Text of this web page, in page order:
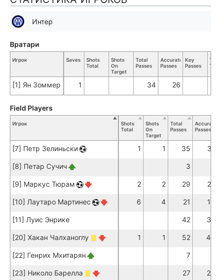
Интер
Игрок Saves
Shots
Total
Shots
On
Target
Total
Passes
Accurate
Passes
Key
Passes
[1] Ян Зоммер 1 34 26
Вратари
Игрок
Shots
Total
Shots
On
Target
Total
Passes
Accurate
Passes
[7] Петр Зелиньски 1 1 35 31
[8] Петар Сучич 3
[9] Маркус Тюрам 2 2 29 22
[10] Лаутаро Мартинес 6 4 21 18
[11] Луис Энрике 42 37
[20] Хакан Чалханоглу 1 1 52 48
[22] Генрих Мхитарян 7
[23] Николо Барелла 27 23
Field Players